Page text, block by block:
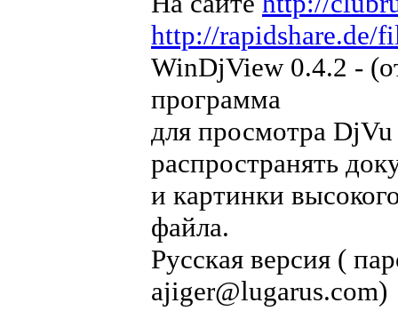
http://rapidshare.de/
WinDjView 0.4.2 -
программа
для просмотра
распространять
и картинки
файла.
Русская версия (
ajiger@lugarus.com)